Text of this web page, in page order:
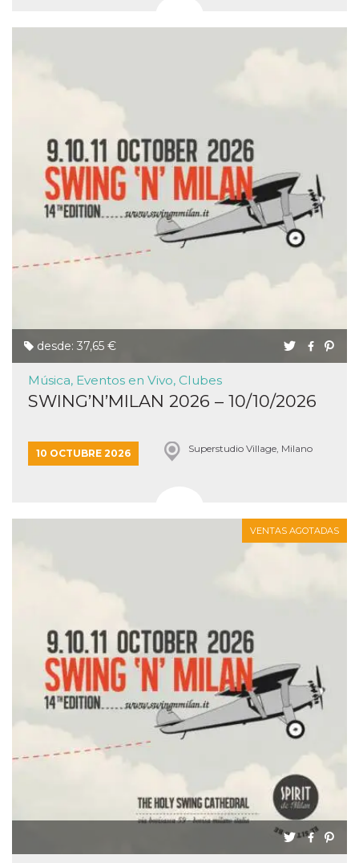
desde: 37,65 €
Música, Eventos en Vivo, Clubes
SWING’N’MILAN 2026 – 10/10/2026
10 OCTUBRE 2026 Superstudio Village, Milano
VENTAS AGOTADAS